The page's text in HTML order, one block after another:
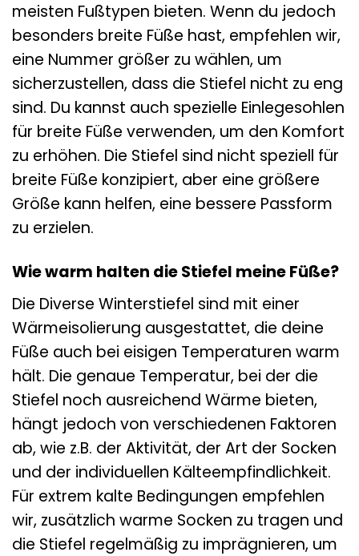
meisten Fußtypen bieten. Wenn du jedoch
besonders breite Füße hast, empfehlen wir,
eine Nummer größer zu wählen, um
sicherzustellen, dass die Stiefel nicht zu eng
sind. Du kannst auch spezielle Einlegesohlen
für breite Füße verwenden, um den Komfort
zu erhöhen. Die Stiefel sind nicht speziell für
breite Füße konzipiert, aber eine größere
Größe kann helfen, eine bessere Passform
zu erzielen.
Wie warm halten die Stiefel meine Füße?
Die Diverse Winterstiefel sind mit einer
Wärmeisolierung ausgestattet, die deine
Füße auch bei eisigen Temperaturen warm
hält. Die genaue Temperatur, bei der die
Stiefel noch ausreichend Wärme bieten,
hängt jedoch von verschiedenen Faktoren
ab, wie z.B. der Aktivität, der Art der Socken
und der individuellen Kälteempfindlichkeit.
Für extrem kalte Bedingungen empfehlen
wir, zusätzlich warme Socken zu tragen und
die Stiefel regelmäßig zu imprägnieren, um